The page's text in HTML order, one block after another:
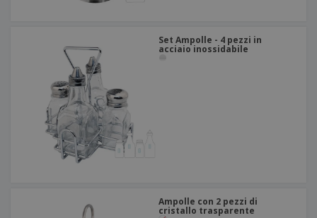
Set Ampolle - 4 pezzi in
acciaio inossidabile
Ampolle con 2 pezzi di
cristallo trasparente